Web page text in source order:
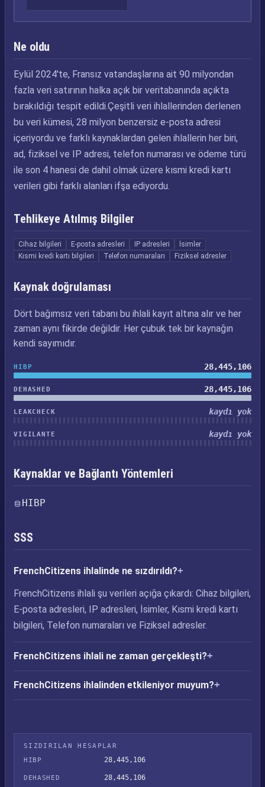
Ne oldu
Eylül 2024'te, Fransız vatandaşlarına ait 90 milyondan
fazla veri satırının halka açık bir veritabanında açıkta
bırakıldığı tespit edildi.Çeşitli veri ihlallerinden derlenen
bu veri kümesi, 28 milyon benzersiz e-posta adresi
içeriyordu ve farklı kaynaklardan gelen ihlallerin her biri,
ad, fiziksel ve IP adresi, telefon numarası ve ödeme türü
ile son 4 hanesi de dahil olmak üzere kısmi kredi kartı
verileri gibi farklı alanları ifşa ediyordu.
Tehlikeye Atılmış Bilgiler
Cihaz bilgileri E-posta adresleri IP adresleri
İsimler
Kısmi kredi kartı bilgileri
Telefon numaraları Fiziksel adresler
Kaynak doğrulaması
Dört bağımsız veri tabanı bu ihlali kayıt altına alır ve her
zaman aynı fikirde değildir. Her çubuk tek bir kaynağın
kendi sayımıdır.
HIBP 28,445,106
DEHASHED 28,445,106
LEAKCHECK kaydı yok
VIGILANTE kaydı yok
Kaynaklar ve Bağlantı Yöntemleri
HIBP
SSS
FrenchCitizens ihlalinde ne sızdırıldı?
FrenchCitizens ihlali şu verileri açığa çıkardı: Cihaz bilgileri,
E-posta adresleri, IP adresleri, İsimler, Kısmi kredi kartı
bilgileri, Telefon numaraları ve Fiziksel adresler.
FrenchCitizens ihlali ne zaman gerçekleşti?
FrenchCitizens ihlalinden etkileniyor muyum?
SIZDIRILAN HESAPLAR
HIBP
28,445,106
DEHASHED 28,445,106